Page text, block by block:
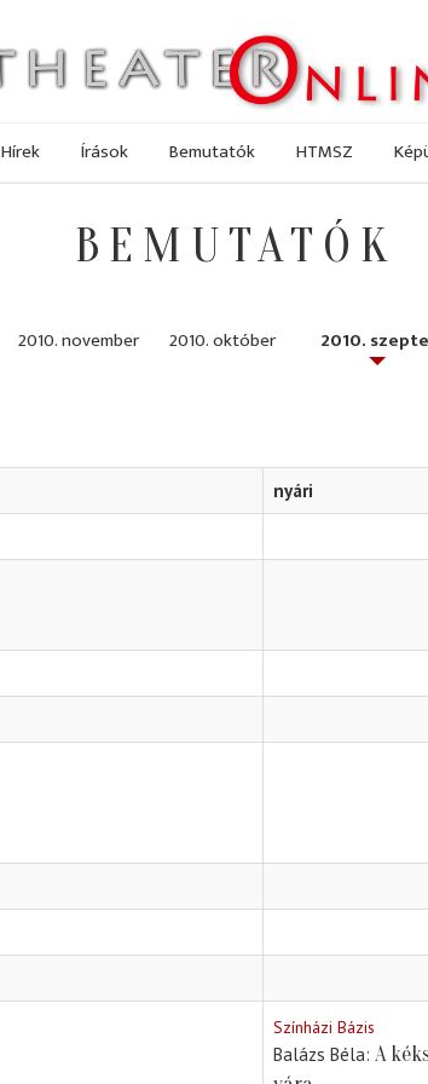
Hírek Írások Bemutatók HTMSZ
BEMUTATÓK
2010. november 2010. október 2010.
nyári
Színházi Bázis
Balázs Béla A